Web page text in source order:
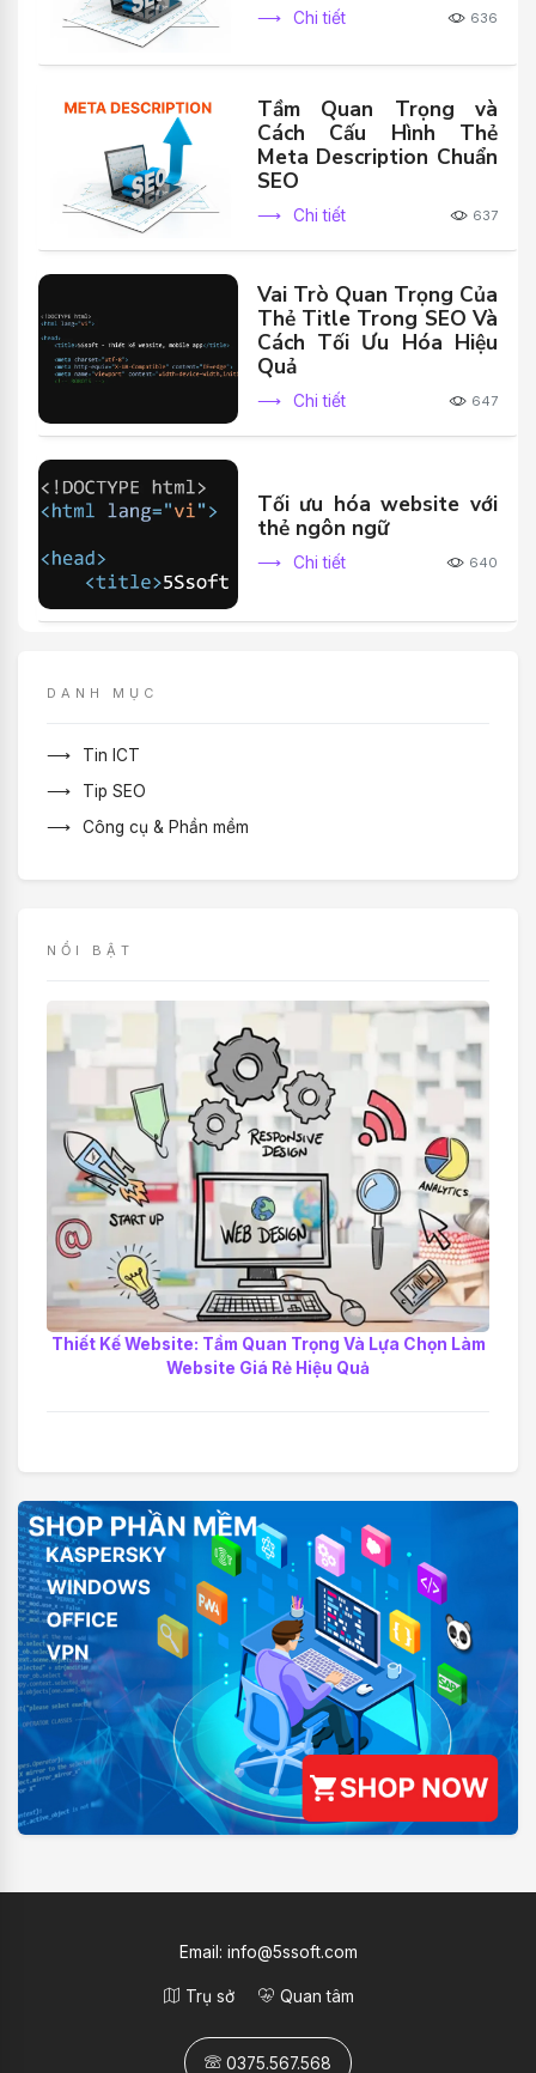
Chi tiết 636
Tầm Quan Trọng và
Cách Cấu Hình Thẻ
Meta Description Chuẩn
SEO
Chi tiết 637
Vai Trò Quan Trọng Của
Thẻ Title Trong SEO Và
Cách Tối Ưu Hóa Hiệu
Quả
Chi tiết 647
Tối ưu hóa website với
thẻ ngôn ngữ
Chi tiết 640
DANH MỤC
Tin ICT
Tip SEO
Công cụ & Phần mềm
NỔI BẬT
Thiết Kế Website: Tầm Quan Trọng Và Lựa Chọn Làm
Website Giá Rẻ Hiệu Quả
Email: info@5ssoft.com
Trụ sở Quan tâm
0375.567.568